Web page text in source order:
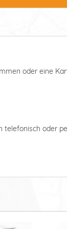
oder eine
oder